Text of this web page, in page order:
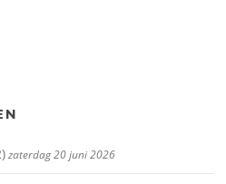
zaterdag 20 juni 2026